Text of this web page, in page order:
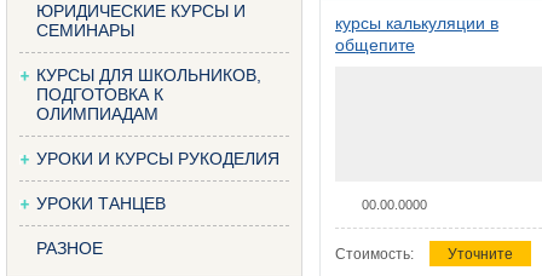
ЮРИДИЧЕСКИЕ КУРСЫ И
СЕМИНАРЫ
КУРСЫ ДЛЯ ШКОЛЬНИКОВ,
ПОДГОТОВКА К
ОЛИМПИАДАМ
УРОКИ И КУРСЫ РУКОДЕЛИЯ
УРОКИ ТАНЦЕВ
РАЗНОЕ
курсы калькуляции в
общепите
00.00.0000
Стоимость: Уточните